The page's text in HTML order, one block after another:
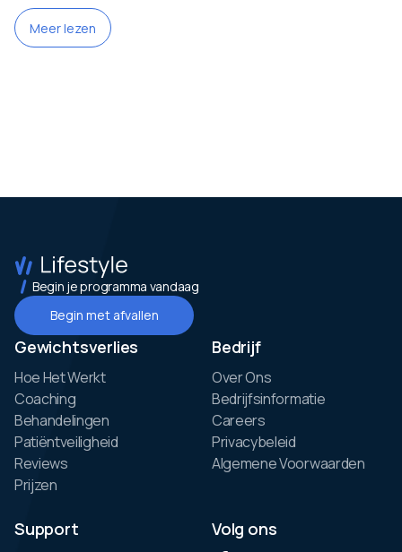
Meer lezen
Begin je programma vandaag
Begin met afvallen
Gewichtsverlies
Hoe Het Werkt
Coaching
Behandelingen
Patiëntveiligheid
Reviews
Prijzen
Bedrijf
Over Ons
Bedrijfsinformatie
Careers
Privacybeleid
Algemene Voorwaarden
Support Volg ons